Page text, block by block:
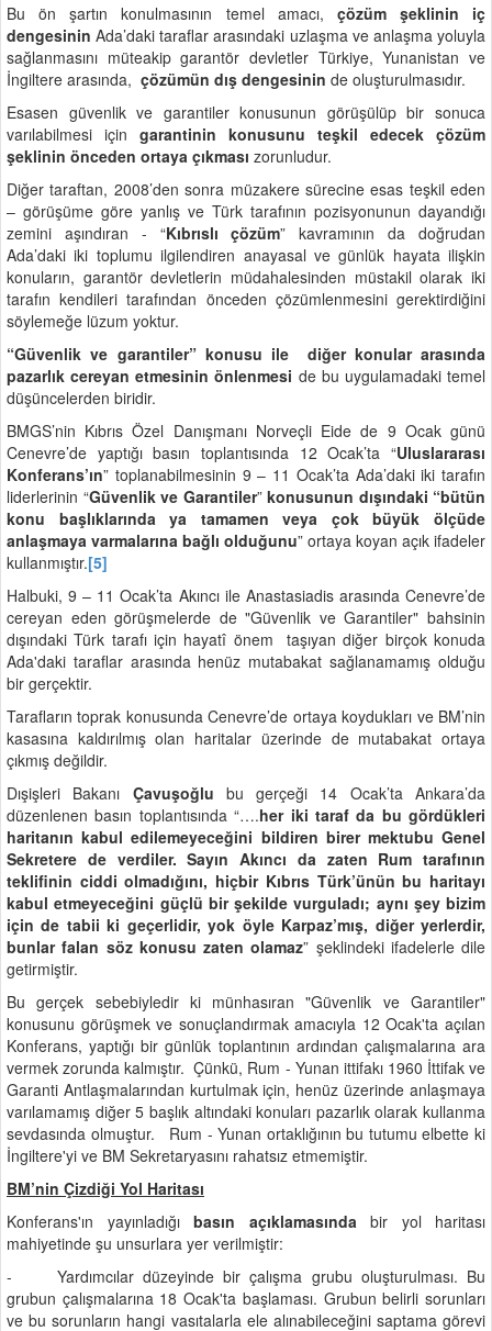
Bu ön şartın konulmasının temel amacı, çözüm şeklinin iç
dengesinin Ada’daki taraflar arasındaki uzlaşma ve anlaşma yoluyla
sağlanmasını müteakip garantör devletler Türkiye, Yunanistan ve
İngiltere arasında, çözümün dış dengesinin de oluşturulmasıdır.
Esasen güvenlik ve garantiler konusunun görüşülüp bir sonuca
varılabilmesi için garantinin konusunu teşkil edecek çözüm
şeklinin önceden ortaya çıkması zorunludur.
Diğer taraftan, 2008’den sonra müzakere sürecine esas teşkil eden
– görüşüme göre yanlış ve Türk tarafının pozisyonunun dayandığı
zemini aşındıran - “Kıbrıslı çözüm” kavramının da doğrudan
Ada’daki iki toplumu ilgilendiren anayasal ve günlük hayata ilişkin
konuların, garantör devletlerin müdahalesinden müstakil olarak iki
tarafın kendileri tarafından önceden çözümlenmesini gerektirdiğini
söylemeğe lüzum yoktur.
“Güvenlik ve garantiler” konusu ile diğer konular arasında
pazarlık cereyan etmesinin önlenmesi de bu uygulamadaki temel
düşüncelerden biridir.
BMGS’nin Kıbrıs Özel Danışmanı Norveçli Eide de 9 Ocak günü
Cenevre’de yaptığı basın toplantısında 12 Ocak’ta “Uluslararası
Konferans’ın” toplanabilmesinin 9 – 11 Ocak’ta Ada’daki iki tarafın
liderlerinin “Güvenlik ve Garantiler” konusunun dışındaki “bütün
konu başlıklarında ya tamamen veya çok büyük ölçüde
anlaşmaya varmalarına bağlı olduğunu” ortaya koyan açık ifadeler
kullanmıştır.[5]
Halbuki, 9 – 11 Ocak’ta Akıncı ile Anastasiadis arasında Cenevre’de
cereyan eden görüşmelerde de "Güvenlik ve Garantiler" bahsinin
dışındaki Türk tarafı için hayatî önem taşıyan diğer birçok konuda
Ada'daki taraflar arasında henüz mutabakat sağlanamamış olduğu
bir gerçektir.
Tarafların toprak konusunda Cenevre’de ortaya koydukları ve BM’nin
kasasına kaldırılmış olan haritalar üzerinde de mutabakat ortaya
çıkmış değildir.
Dışişleri Bakanı Çavuşoğlu bu gerçeği 14 Ocak’ta Ankara’da
düzenlenen basın toplantısında “….her iki taraf da bu gördükleri
haritanın kabul edilemeyeceğini bildiren birer mektubu Genel
Sekretere de verdiler. Sayın Akıncı da zaten Rum tarafının
teklifinin ciddi olmadığını, hiçbir Kıbrıs Türk’ünün bu haritayı
kabul etmeyeceğini güçlü bir şekilde vurguladı; aynı şey bizim
için de tabii ki geçerlidir, yok öyle Karpaz’mış, diğer yerlerdir,
bunlar falan söz konusu zaten olamaz” şeklindeki ifadelerle dile
getirmiştir.
Bu gerçek sebebiyledir ki münhasıran "Güvenlik ve Garantiler"
konusunu görüşmek ve sonuçlandırmak amacıyla 12 Ocak'ta açılan
Konferans, yaptığı bir günlük toplantının ardından çalışmalarına ara
vermek zorunda kalmıştır. Çünkü, Rum - Yunan ittifakı 1960 İttifak ve
Garanti Antlaşmalarından kurtulmak için, henüz üzerinde anlaşmaya
varılamamış diğer 5 başlık altındaki konuları pazarlık olarak kullanma
sevdasında olmuştur. Rum - Yunan ortaklığının bu tutumu elbette ki
İngiltere'yi ve BM Sekretaryasını rahatsız etmemiştir.
BM’nin Çizdiği Yol Haritası
Konferans'ın yayınladığı basın açıklamasında bir yol haritası
mahiyetinde şu unsurlara yer verilmiştir:
- Yardımcılar düzeyinde bir çalışma grubu oluşturulması. Bu
grubun çalışmalarına 18 Ocak'ta başlaması. Grubun belirli sorunları
ve bu sorunların hangi vasıtalarla ele alınabileceğini saptama görevi